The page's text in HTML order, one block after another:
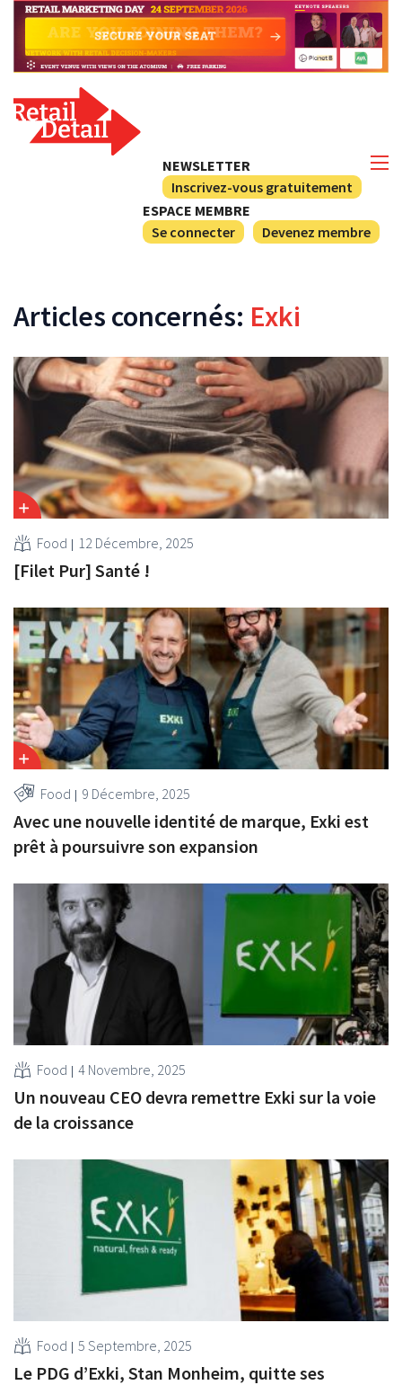
NEWSLETTER
Inscrivez-vous gratuitement
ESPACE MEMBRE
Se connecter
Devenez membre
Articles concernés: Exki
Food 12 Décembre, 2025
[Filet Pur] Santé !
Food 9 Décembre, 2025
Avec une nouvelle identité de marque, Exki est
prêt à poursuivre son expansion
Food 4 Novembre, 2025
Un nouveau CEO devra remettre Exki sur la voie
de la croissance
Food 5 Septembre, 2025
Le PDG d’Exki, Stan Monheim, quitte ses